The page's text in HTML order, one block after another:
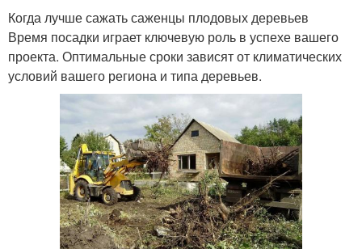
Когда лучше сажать саженцы плодовых деревьев
Время посадки играет ключевую роль в успехе вашего
проекта. Оптимальные сроки зависят от климатических
условий вашего региона и типа деревьев.